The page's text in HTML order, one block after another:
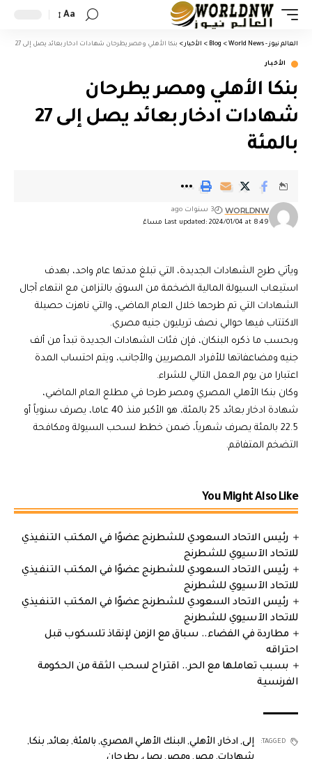
Aa
العالم نيوز - World News >
Blog
> الأخبار > بنكا الأهلي ومصر يطرحان شهادات ادخار بعائد يصل إلى 27 بالمئة
الأخبار
بنكا الأهلي ومصر يطرحان
شهادات ادخار بعائد يصل إلى 27
بالمئة
Last updated: 2024/01/04 at 8:49 مساءً
WORLDNW 3 سنوات ago
ويأتي طرح الشهادات الجديدة، التي تبلغ مدتها عام واحد، بهدف
استيعاب السيولة المالية الضخمة من السوق بالتزامن مع انتهاء آجال
الشهادات التي تم طرحها خلال العام الماضي، والتي ناهزت حصيلة
الاكتتاب فيها حوالي نصف تريليون جنيه مصري.
وبحسب ما ذكره البنكان، فإن فئات الشهادات الجديدة تبدأ من ألف
جنيه ومضاعفاتها للأفراد المصريين والأجانب، ويتم احتساب المدة
اعتبارا من يوم العمل التالي للشراء.
وكان بنكا الأهلي المصري ومصر طرحا في مطلع العام الماضي،
شهادة ادخار بعائد 25 بالمئة، هو الأكبر منذ 40 عاما، يصرف سنوياً أو
22.5 بالمئة يصرف شهرياً، ضمن خطط لسحب السيولة ومكافحة
التضخم المتفاقم.
You Might Also Like
رئيس الاتحاد السعودي للشطرنج عضوًا في المكتب التنفيذي
للاتحاد الآسيوي للشطرنج
رئيس الاتحاد السعودي للشطرنج عضوًا في المكتب التنفيذي
للاتحاد الآسيوي للشطرنج
رئيس الاتحاد السعودي للشطرنج عضوًا في المكتب التنفيذي
للاتحاد الآسيوي للشطرنج
مطاردة في الفضاء.. سباق مع الزمن لإنقاذ تلسكوب قبل
احتراقه
بسبب تعاملها مع الحر.. اقتراح لسحب الثقة من الحكومة
الفرنسية
TAGGED: إلى, ادخار, الأهلي, البنك الأهلي المصري, بالمئة, بعائد, بنكا,
شهادات, مصر , ومصر , يصل, يطرحان